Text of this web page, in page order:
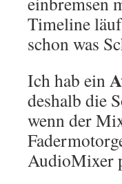
Timeline
schon was
Ich hab ein
deshalb die
wenn der
AudioMixer